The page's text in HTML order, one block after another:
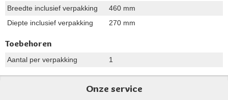
Breedte inclusief verpakking
460 mm
Diepte inclusief verpakking
270 mm
Toebehoren
Aantal per verpakking 1
Onze service